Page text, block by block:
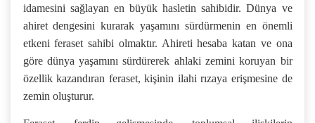
idamesini sağlayan en büyük hasletin sahibidir. Dünya ve
ahiret dengesini kurarak yaşamını sürdürmenin en önemli
etkeni feraset sahibi olmaktır. Ahireti hesaba katan ve ona
göre dünya yaşamını sürdürerek ahlaki zemini koruyan bir
özellik kazandıran feraset, kişinin ilahi rızaya erişmesine de
zemin oluşturur.